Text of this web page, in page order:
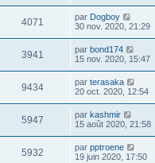
4071 par Dogboy
30 nov. 2020, 21:29
3941 par bond174
15 nov. 2020, 15:47
9434 par terasaka
20 oct. 2020, 12:54
5947 par kashmir
15 août 2020, 21:58
5932 par pptroene
19 juin 2020, 17:50